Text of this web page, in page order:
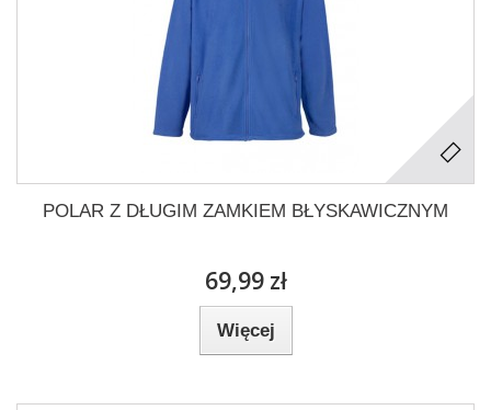
POLAR Z DŁUGIM ZAMKIEM BŁYSKAWICZNYM
69,99 zł
Więcej